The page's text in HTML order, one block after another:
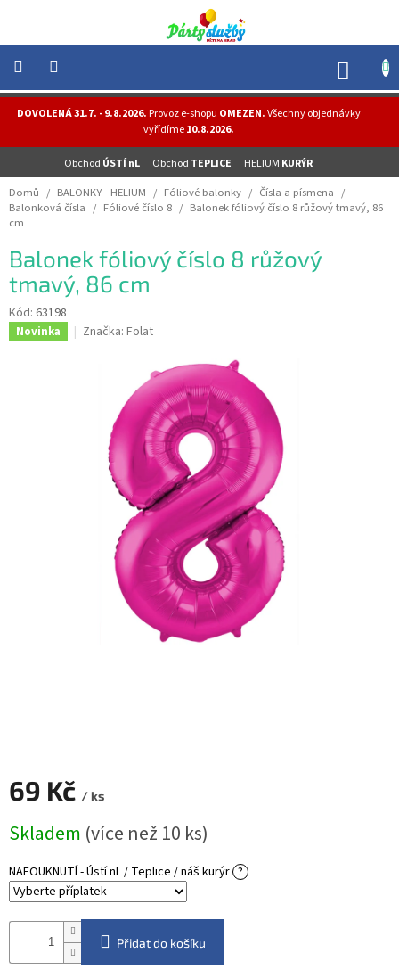
obsah
DOVOLENÁ 31.7. - 9.8.2026.Provoz e-shopu OMEZEN.Všechny objednávky
vyřídíme10.8.2026.
Obchod ÚSTÍ nL Obchod TEPLICE HELIUM KURÝR
NOVINKY
HELIUM
PÁRTY
OSLAVY
MASKY
-
KOSTÝMY
Domů / BALONKY - HELIUM / Fóliové balonky / Čísla a písmena /
Balonková čísla / Fóliové číslo 8 / Balonek fóliový číslo 8 růžový tmavý, 86
cm
Balonek fóliový číslo 8 růžový
tmavý, 86 cm
Kód: 63198
Novinka Značka: Folat
69 Kč / ks
cena:
Skladem (více než 10 ks)
NAFOUKNUTÍ - Ústí nL / Teplice / náš kurýr ?
Přidat do košíku